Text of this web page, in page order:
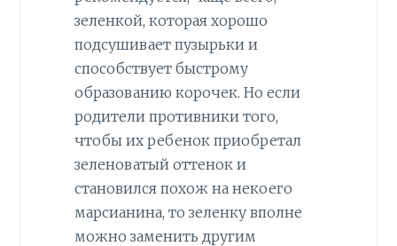
зеленкой, которая хорошо
подсушивает пузырьки и
способствует быстрому
образованию корочек. Но если
родители противники того,
чтобы их ребенок приобретал
зеленоватый оттенок и
становился похож на некоего
марсианина, то зеленку вполне
можно заменить другим